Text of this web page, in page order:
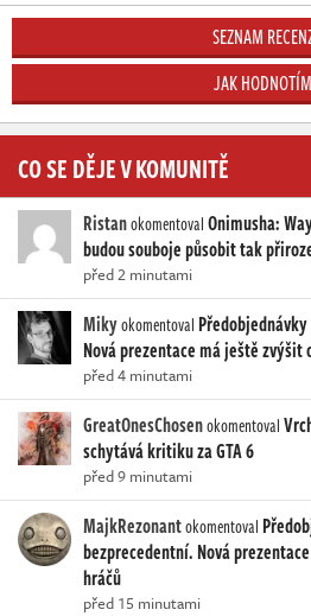
SEZNAM
JAK
CO SE DĚJE V KOMUNITĚ
RistanokomentovalOnimusha:
budou souboje působit tak
před 2 minutami
Mikyokomentoval
Nová prezentace má ještě zvýšit
před 4 minutami
GreatOnesChosenokomentoval
schytává kritiku za GTA 6
před 9 minutami
MajkRezonantokomentoval
bezprecedentní. Nová
hráčů
před 15 minutami